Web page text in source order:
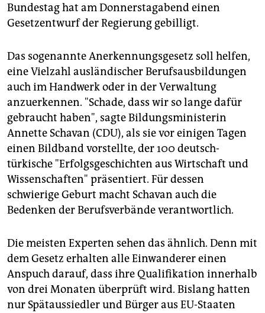
Bundestag hat am Donnerstagabend einen
Gesetzentwurf der Regierung gebilligt.
Das sogenannte Anerkennungsgesetz soll helfen,
eine Vielzahl ausländischer Berufsausbildungen
auch im Handwerk oder in der Verwaltung
anzuerkennen. "Schade, dass wir so lange dafür
gebraucht haben", sagte Bildungsministerin
Annette Schavan (CDU), als sie vor einigen Tagen
einen Bildband vorstellte, der 100 deutsch-
türkische "Erfolgsgeschichten aus Wirtschaft und
Wissenschaften" präsentiert. Für dessen
schwierige Geburt macht Schavan auch die
Bedenken der Berufsverbände verantwortlich.
Die meisten Experten sehen das ähnlich. Denn mit
dem Gesetz erhalten alle Einwanderer einen
Anspuch darauf, dass ihre Qualifikation innerhalb
von drei Monaten überprüft wird. Bislang hatten
nur Spätaussiedler und Bürger aus EU-Staaten